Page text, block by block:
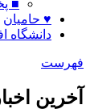
■
♥ حامیان
دانشگاه
فهرست
آخرین